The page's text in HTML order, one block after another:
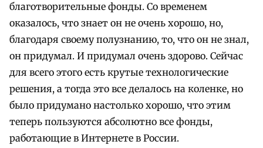
благотворительные фонды. Со временем
оказалось, что знает он не очень хорошо, но,
благодаря своему полузнанию, то, что он не знал,
он придумал. И придумал очень здорово. Сейчас
для всего этого есть крутые технологические
решения, а тогда это все делалось на коленке, но
было придумано настолько хорошо, что этим
теперь пользуются абсолютно все фонды,
работающие в Интернете в России.